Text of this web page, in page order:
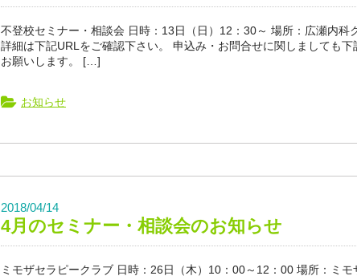
不登校セミナー・相談会 日時：13日（日）12：30～ 場所：広瀬内
詳細は下記URLをご確認下さい。 申込み・お問合せに関しましても下
お願いします。 […]
お知らせ
2018/04/14
4月のセミナー・相談会のお知らせ
ミモザセラピークラブ 日時：26日（木）10：00～12：00 場所：ミ